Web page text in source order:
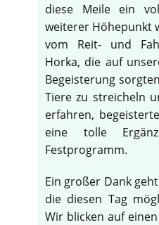
diese Meile ein
weiterer Höhepunkt
vom Reit- und
Horka, die auf
Begeisterung
Tiere zu streicheln
erfahren,
eine tolle
Festprogramm.
Ein großer Dank
die diesen Tag
Wir blicken auf